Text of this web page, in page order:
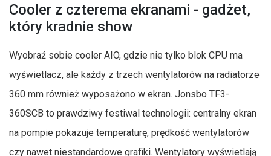
Cooler z czterema ekranami - gadżet,
który kradnie show
Wyobraź sobie cooler AIO, gdzie nie tylko blok CPU ma
wyświetlacz, ale każdy z trzech wentylatorów na radiatorze
360 mm również wyposażono w ekran. Jonsbo TF3-
360SCB to prawdziwy festiwal technologii: centralny ekran
na pompie pokazuje temperaturę, prędkość wentylatorów
czy nawet niestandardowe grafiki. Wentylatory wyświetlają